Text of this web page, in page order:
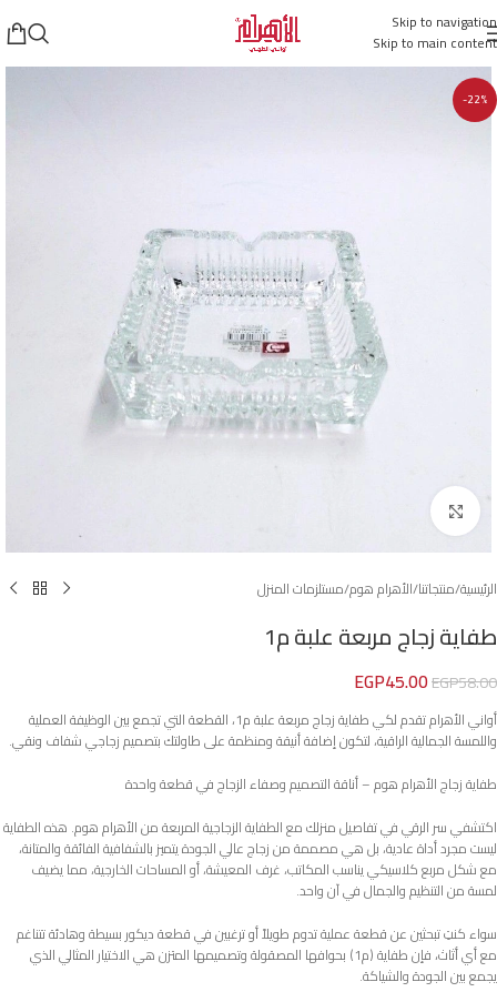
Skip to navigation
Skip to main content
-22%
Click to enlarge
الرئيسية/منتجاتنا/الأهرام هوم/مستلزمات المنزل
طفاية زجاج مربعة علبة م1
EGP58.00
EGP45.00
أواني الأهرام تقدم لكي طفاية زجاج مربعة علبة م1، القطعة التي تجمع بين الوظيفة العملية
واللمسة الجمالية الراقية، لتكون إضافة أنيقة ومنظمة على طاولتك بتصميم زجاجي شفاف ونقي.
طفاية زجاج الأهرام هوم – أناقة التصميم وصفاء الزجاج في قطعة واحدة
اكتشفي سر الرقي في تفاصيل منزلك مع الطفاية الزجاجية المربعة من الأهرام هوم. هذه الطفاية
ليست مجرد أداة عادية، بل هي مصممة من زجاج عالي الجودة يتميز بالشفافية الفائقة والمتانة،
مع شكل مربع كلاسيكي يناسب المكاتب، غرف المعيشة، أو المساحات الخارجية، مما يضيف
لمسة من التنظيم والجمال في آن واحد.
سواء كنتِ تبحثين عن قطعة عملية تدوم طويلاً أو ترغبين في قطعة ديكور بسيطة وهادئة تتناغم
مع أي أثاث، فإن طفاية (م1) بحوافها المصقولة وتصميمها المتزن هي الاختيار المثالي الذي
يجمع بين الجودة والشياكة.